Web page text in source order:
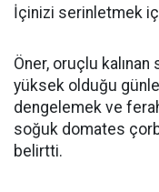
İçinizi serinletmek
Öner, oruçlu kalınan
yüksek olduğu
dengelemek ve
soğuk domates
belirtti.